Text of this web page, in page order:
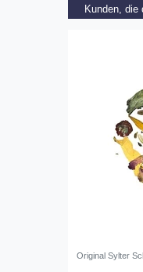
Kunden, die
Original Sylter